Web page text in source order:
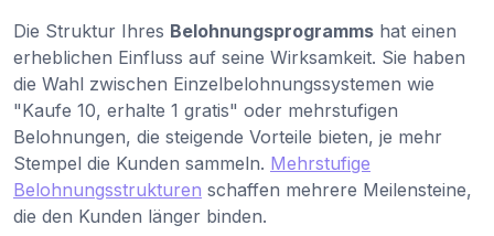
Die Struktur Ihres Belohnungsprogramms hat einen
erheblichen Einfluss auf seine Wirksamkeit. Sie haben
die Wahl zwischen Einzelbelohnungssystemen wie
"Kaufe 10, erhalte 1 gratis" oder mehrstufigen
Belohnungen, die steigende Vorteile bieten, je mehr
Stempel die Kunden sammeln. Mehrstufige
Belohnungsstrukturen schaffen mehrere Meilensteine,
die den Kunden länger binden.